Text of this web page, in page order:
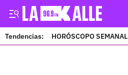
Tendencias: HORÓSCOPO SEMANAL